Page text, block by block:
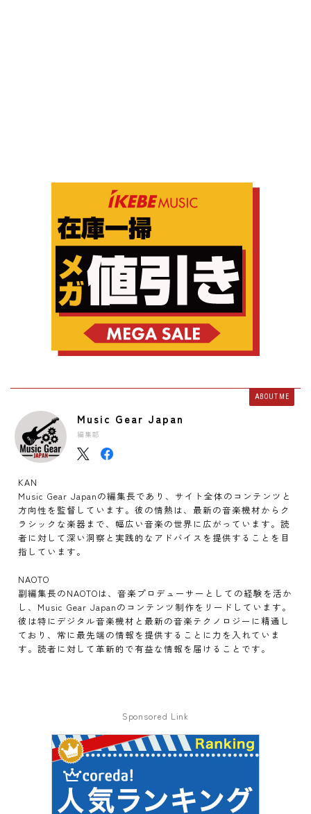
ABOUT ME
Music Gear Japan
編集部
KAN
Music Gear Japanの編集長であり、サイト全体のコンテンツと
方向性を監督しています。彼の情熱は、最新の音楽機材からク
ラシックな楽器まで、幅広い音楽の世界に広がっています。読
者に対して深い洞察と実践的なアドバイスを提供することを目
指しています。
NAOTO
副編集長のNAOTOは、音楽プロデューサーとしての経験を活か
し、Music Gear Japanのコンテンツ制作をリードしています。
彼は特にデジタル音楽機材と最新の音楽テクノロジーに精通し
ており、常に最先端の情報を提供することに力を入れていま
す。読者に対して革新的で有益な情報を届けることです。
Sponsored Link